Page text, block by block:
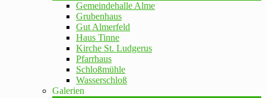
Gemeindehalle Alme
Grubenhaus
Gut Almerfeld
Haus Tinne
Kirche St. Ludgerus
Pfarrhaus
Schloßmühle
Wasserschloß
Galerien